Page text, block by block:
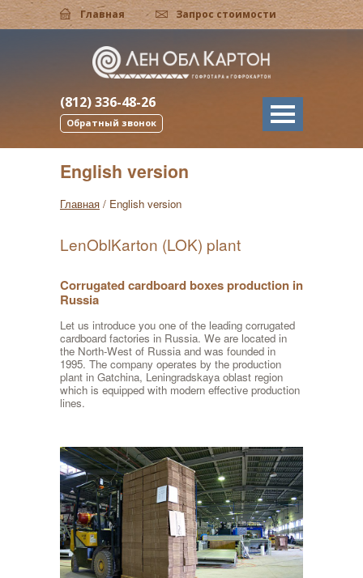
Главная Запрос стоимости
English version
(812) 336-48-26
Обратный звонок
English version
Главная / English version
LenOblKarton (LOK) plant
Corrugated cardboard boxes production in
Russia
Let us introduce you one of the leading corrugated
cardboard factories in Russia. We are located in
the North-West of Russia and was founded in
1995. The company operates by the production
plant in Gatchina, Leningradskaya oblast region
which is equipped with modern effective production
lines.
компании
ящики
коробки
короба
короба
гофрокартона
дизайна
на коробках
готовой продукции
требования
терминов
информация
стоимости